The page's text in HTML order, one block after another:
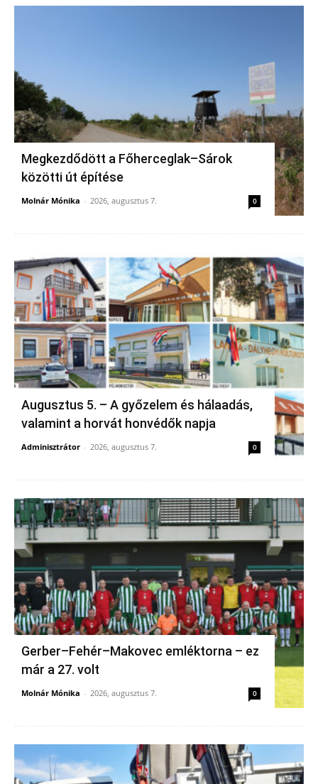
Megkezdődött a Főherceglak–Sárok
közötti út építése
Molnár Mónika - 2026, augusztus 7. 0
Augusztus 5. – A győzelem és hálaadás,
valamint a horvát honvédők napja
Adminisztrátor - 2026, augusztus 7. 0
Gerber–Fehér–Makovec emléktorna – ez
már a 27. volt
Molnár Mónika - 2026, augusztus 7. 0